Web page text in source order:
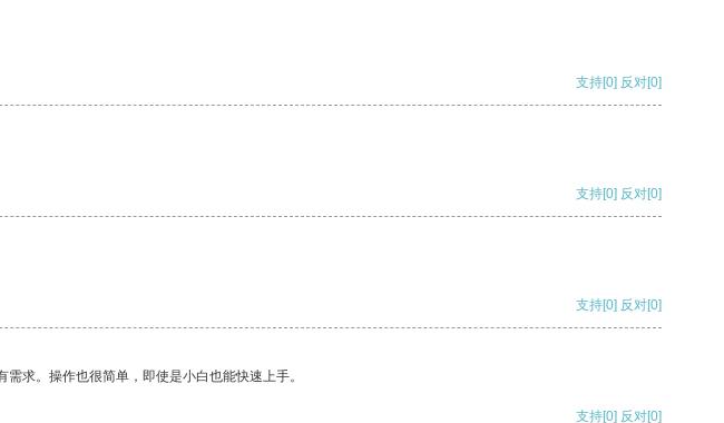
支持[0] 反对[0]
支持[0] 反对[0]
支持[0] 反对[0]
求。操作也很简单，即使是小白也能快速上手。
支持[0] 反对[0]